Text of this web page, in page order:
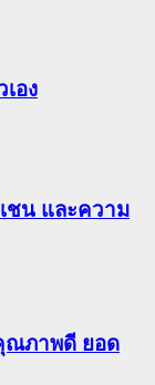
อง
ชน และความ
ณภาพดี ยอด